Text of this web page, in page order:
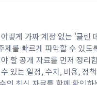
떻게 가짜 계정 없는 '클린
제를 빠르게 파악할 수 있도
할 공개 자료를 먼저 정리
있는 일정, 수치, 비용, 정